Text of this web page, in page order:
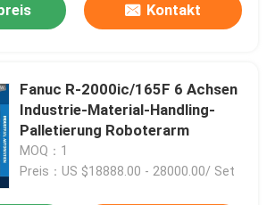
Kontakt
Fanuc R-2000ic/165F 6 Achsen
Industrie-Material-Handling-
Palletierung Roboterarm
MOQ：1
Preis：US $18888.00 - 28000.00/ Set